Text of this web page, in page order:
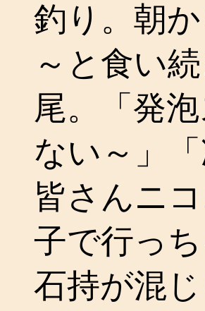
釣り。朝
～と食い
尾。「発
ない～」
皆さんニ
子で行っ
石持が混